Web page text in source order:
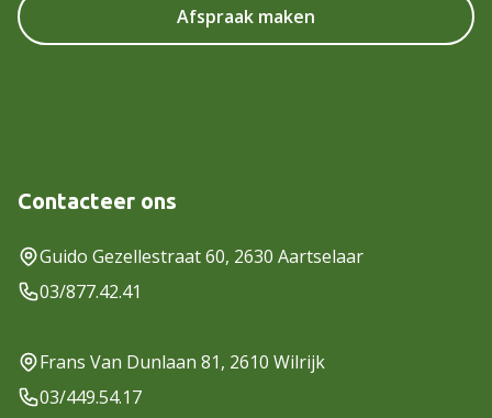
Afspraak maken
Contacteer ons
Guido Gezellestraat 60, 2630 Aartselaar
03/877.42.41
Frans Van Dunlaan 81, 2610 Wilrijk
03/449.54.17